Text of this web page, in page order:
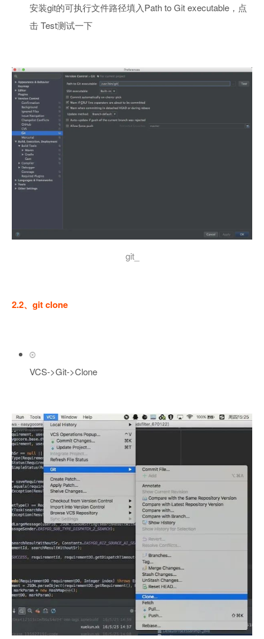
安装git的可执行文件路径填入Path to Git executable，点
击 Test测试一下
git_
2.2、git clone
VCS->Git->Clone